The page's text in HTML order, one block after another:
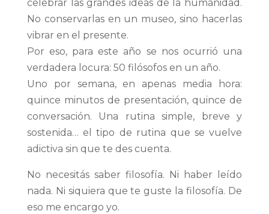
celebrar las grandes ideas de la humanidad.
No conservarlas en un museo, sino hacerlas
vibrar en el presente.
Por eso, para este año se nos ocurrió una
verdadera locura: 50 filósofos en un año.
Uno por semana, en apenas media hora:
quince minutos de presentación, quince de
conversación. Una rutina simple, breve y
sostenida… el tipo de rutina que se vuelve
adictiva sin que te des cuenta.
No necesitás saber filosofía. Ni haber leído
nada. Ni siquiera que te guste la filosofía. De
eso me encargo yo.